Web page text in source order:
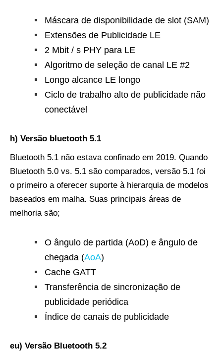
Máscara de disponibilidade de slot (SAM)
Extensões de Publicidade LE
2 Mbit / s PHY para LE
Algoritmo de seleção de canal LE #2
Longo alcance LE longo
Ciclo de trabalho alto de publicidade não
conectável
h) Versão bluetooth 5.1
Bluetooth 5.1 não estava confinado em 2019. Quando
Bluetooth 5.0 vs. 5.1 são comparados, versão 5.1 foi
o primeiro a oferecer suporte à hierarquia de modelos
baseados em malha. Suas principais áreas de
melhoria são;
O ângulo de partida (AoD) e ângulo de
chegada (AoA)
Cache GATT
Transferência de sincronização de
publicidade periódica
Índice de canais de publicidade
eu) Versão Bluetooth 5.2